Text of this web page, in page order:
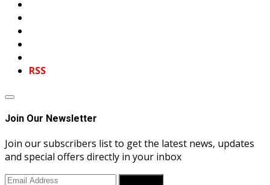
RSS
Join Our Newsletter
Join our subscribers list to get the latest news, updates
and special offers directly in your inbox